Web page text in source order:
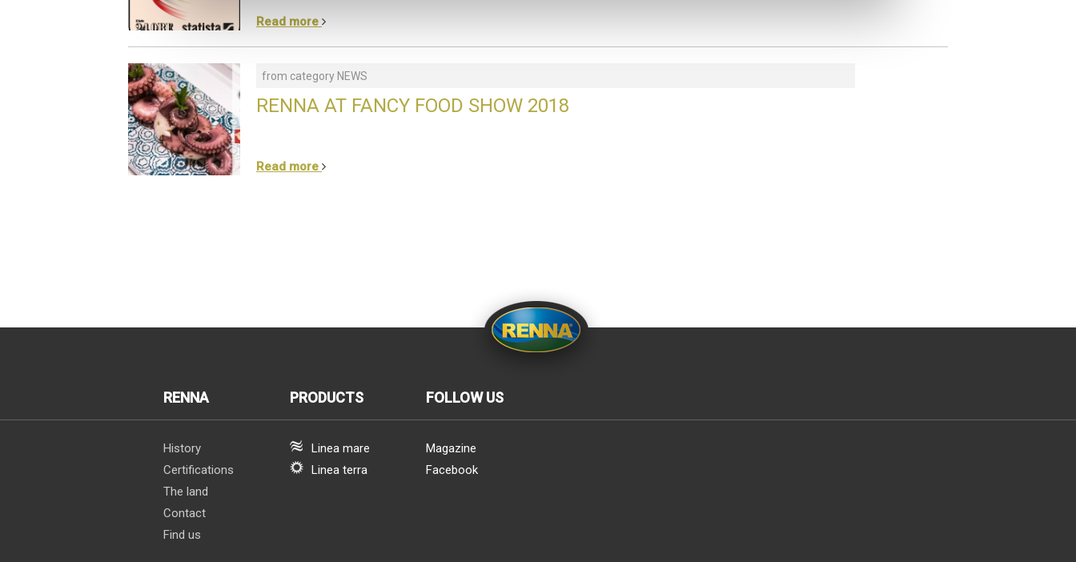
Read more
from category NEWS
RENNA AT FANCY FOOD SHOW 2018
Read more
RENNA
History
Certifications
The land
Contact
Find us
PRODUCTS
Linea mare
Linea terra
FOLLOW US
Magazine
Facebook